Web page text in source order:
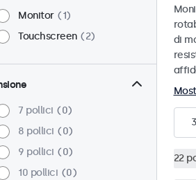
Monitor
1
Touchscreen
2
7 pollici
0
8 pollici
0
9 pollici
0
10 pollici
0
di
3
22